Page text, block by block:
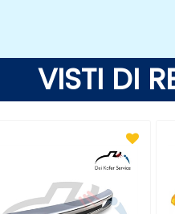
VISTI DI